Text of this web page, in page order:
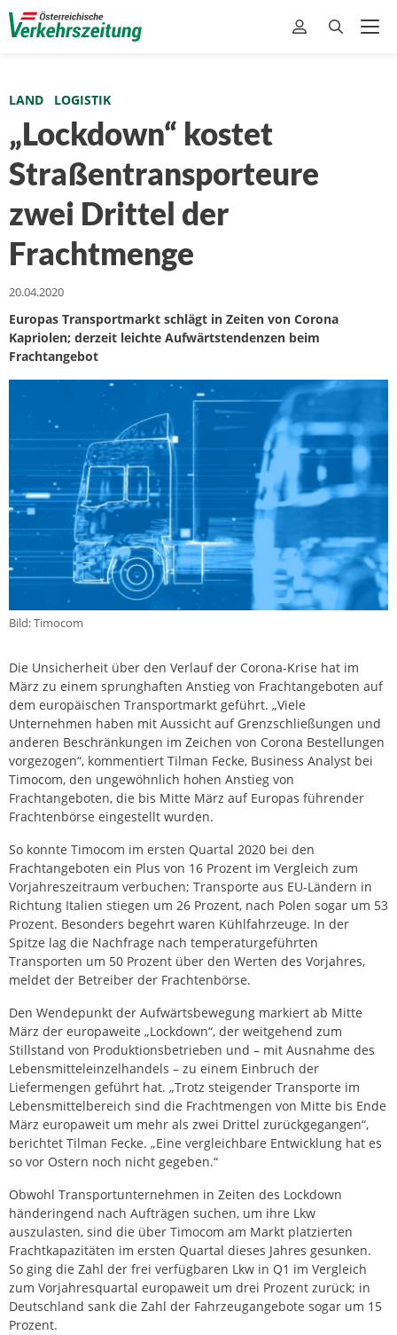
LAND LOGISTIK
„Lockdown“ kostet
Straßentransporteure
zwei Drittel der
Frachtmenge
20.04.2020
Europas Transportmarkt schlägt in Zeiten von Corona
Kapriolen; derzeit leichte Aufwärtstendenzen beim
Frachtangebot
Bild: Timocom
Die Unsicherheit über den Verlauf der Corona-Krise hat im
März zu einem sprunghaften Anstieg von Frachtangeboten auf
dem europäischen Transportmarkt geführt. „Viele
Unternehmen haben mit Aussicht auf Grenzschließungen und
anderen Beschränkungen im Zeichen von Corona Bestellungen
vorgezogen“, kommentiert Tilman Fecke, Business Analyst bei
Timocom, den ungewöhnlich hohen Anstieg von
Frachtangeboten, die bis Mitte März auf Europas führender
Frachtenbörse eingestellt wurden.
So konnte Timocom im ersten Quartal 2020 bei den
Frachtangeboten ein Plus von 16 Prozent im Vergleich zum
Vorjahreszeitraum verbuchen; Transporte aus EU-Ländern in
Richtung Italien stiegen um 26 Prozent, nach Polen sogar um 53
Prozent. Besonders begehrt waren Kühlfahrzeuge. In der
Spitze lag die Nachfrage nach temperaturgeführten
Transporten um 50 Prozent über den Werten des Vorjahres,
meldet der Betreiber der Frachtenbörse.
Den Wendepunkt der Aufwärtsbewegung markiert ab Mitte
März der europaweite „Lockdown“, der weitgehend zum
Stillstand von Produktionsbetrieben und – mit Ausnahme des
Lebensmitteleinzelhandels – zu einem Einbruch der
Liefermengen geführt hat. „Trotz steigender Transporte im
Lebensmittelbereich sind die Frachtmengen von Mitte bis Ende
März europaweit um mehr als zwei Drittel zurückgegangen“,
berichtet Tilman Fecke. „Eine vergleichbare Entwicklung hat es
so vor Ostern noch nicht gegeben.“
Obwohl Transportunternehmen in Zeiten des Lockdown
händeringend nach Aufträgen suchen, um ihre Lkw
auszulasten, sind die über Timocom am Markt platzierten
Frachtkapazitäten im ersten Quartal dieses Jahres gesunken.
So ging die Zahl der frei verfügbaren Lkw in Q1 im Vergleich
zum Vorjahresquartal europaweit um drei Prozent zurück; in
Deutschland sank die Zahl der Fahrzeugangebote sogar um 15
Prozent.